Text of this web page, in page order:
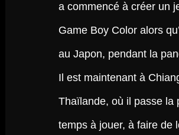
a commencé à créer un
Game Boy Color alors
au Japon, pendant la
Il est maintenant à
Thaïlande, où il passe la
temps à jouer, à faire de